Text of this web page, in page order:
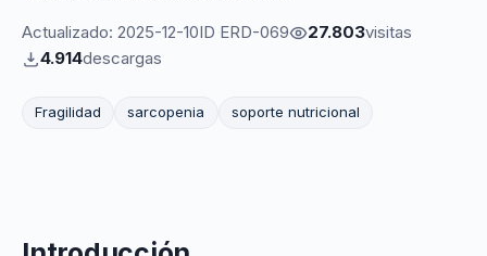
Actualizado: 2025-12-10ID ERD-069 27.803visitas
4.914descargas
Fragilidad sarcopenia soporte nutricional